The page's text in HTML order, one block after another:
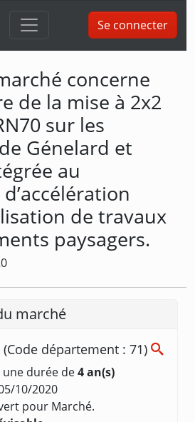
Se connecter
concerne
de la mise à 2x2
sur les
Génelard et
au
de travaux
paysagers.
marché
(Code département : 71)
durée de4 an(s)
10/2020
pour Marché.